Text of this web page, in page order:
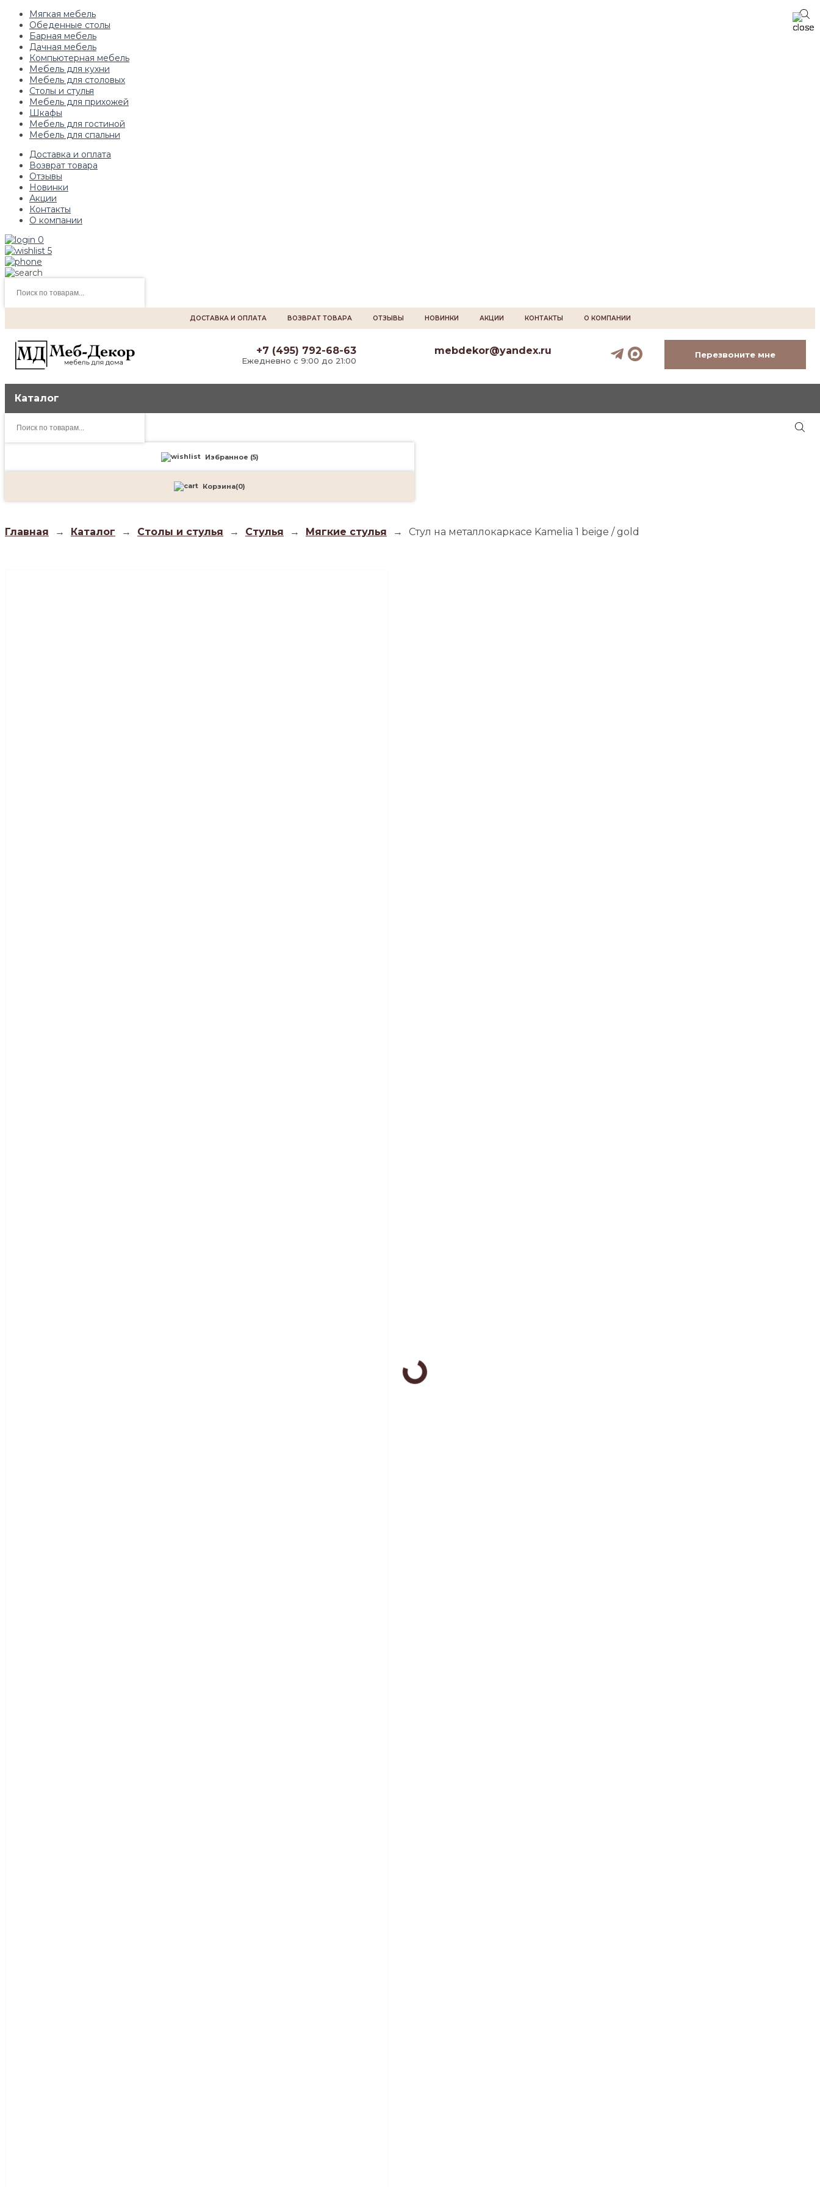
Мягкая мебель
Обеденные столы
Барная мебель
Дачная мебель
Компьютерная мебель
Мебель для кухни
Мебель для столовых
Столы и стулья
Мебель для прихожей
Шкафы
Мебель для гостиной
Мебель для спальни
Доставка и оплата
Возврат товара
Отзывы
Новинки
Акции
Контакты
О компании
0
5
товаров
ДОСТАВКА И ОПЛАТА ВОЗВРАТ ТОВАРА ОТЗЫВЫ НОВИНКИ АКЦИИ КОНТАКТЫ О КОМПАНИИ
+7 (495) 792-68-63
Ежедневно с 9:00 до 21:00
mebdekor@yandex.ru Перезвоните мне
Каталог
товаров
Избранное (5)
Корзина(0)
Главная → Каталог → Столы и стулья → Стулья → Мягкие стулья → Стул на металлокаркасе Kamelia 1 beige / gold